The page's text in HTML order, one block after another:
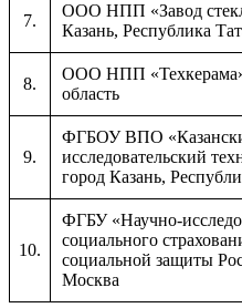
7.
ООО НПП «Завод
Казань, Республика
8.
ООО НПП
область
9.
ФГБОУ ВПО
исследовательский
город Казань,
10.
ФГБУ «Научно-
социального
социальной защиты
Москва